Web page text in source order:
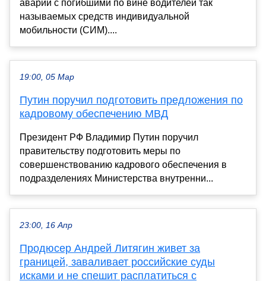
аварий с погибшими по вине водителей так
называемых средств индивидуальной
мобильности (СИМ)....
19:00, 05 Мар
Путин поручил подготовить предложения по
кадровому обеспечению МВД
Президент РФ Владимир Путин поручил
правительству подготовить меры по
совершенствованию кадрового обеспечения в
подразделениях Министерства внутренни...
23:00, 16 Апр
Продюсер Андрей Литягин живет за
границей, заваливает российские суды
исками и не спешит расплатиться с